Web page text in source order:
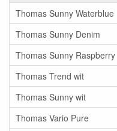
Thomas Sunny Waterblue
Thomas Sunny Denim
Thomas Sunny Raspberry
Thomas Trend wit
Thomas Sunny wit
Thomas Vario Pure